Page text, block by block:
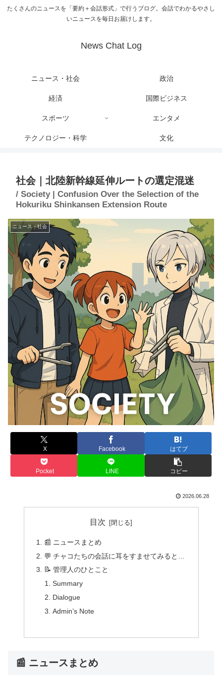
たくさんのニュースを「要約＋会話形式」で行うブログ。会話でわかるやさし
いニュースを毎日お届けします。
News Chat Log
ニュース・社会 政治
経済 国際ビジネス
スポーツ エンタメ
テクノロジー・科学 文化
社会｜北陸新幹線延伸ルートの選定混迷
/ Society | Confusion Over the Selection of the
Hokuriku Shinkansen Extension Route
ニュース・社会
X Facebook はてブ
Pocket LINE コピー
2026.06.28
目次
📰 ニュースまとめ
💬 チャコたちの会話に耳をすませてみると…
📝 管理人のひとこと
Summary
Dialogue
Admin’s Note
📰 ニュースまとめ